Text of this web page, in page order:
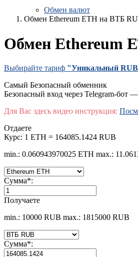
Обмен валют
Обмен Ethereum ETH на ВТБ
Обмен Ethereum
Выбирайте тариф "Уникальный
Самый Безопасный обменник
Безопасный вход через Telegram-бот
Для Вас здесь видео инструкция:
Отдаете
Курс: 1 ETH = 164085.1424 RUB
min.: 0.060943970025 ETH max.:
Сумма*:
Получаете
min.: 10000 RUB max.: 1815000 RUB
Сумма*: